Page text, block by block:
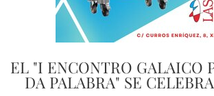
EL "I ENCONTRO GALAICO
DA PALABRA" SE